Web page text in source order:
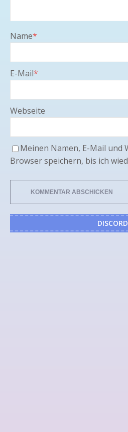
Name*
E-Mail*
Webseite
Meinen Namen, E-Mail und
Browser speichern, bis ich
DISCORD